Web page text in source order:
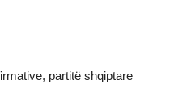
partitë shqiptare